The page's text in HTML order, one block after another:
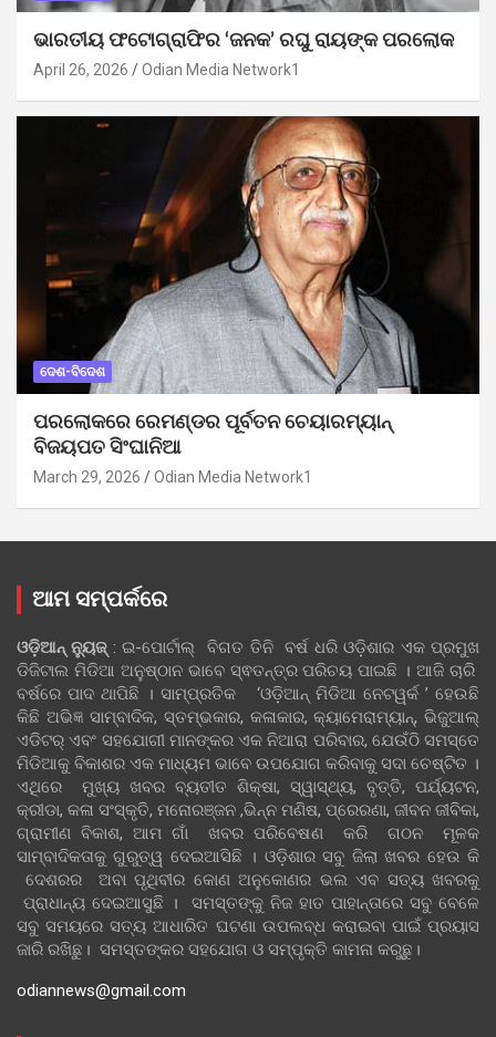
ଭାରତୀୟ ଫଟୋଗ୍ରାଫିର ‘ଜନକ’ ରଘୁ ରାୟଙ୍କ ପରଲୋକ
April 26, 2026 Odian Media Network1
ଦେଶ-ବିଦେଶ
ପରଲୋକରେ ରେମଣ୍ଡର ପୂର୍ବତନ ଚେୟାରମ୍ୟାନ୍
ବିଜୟପତ ସିଂଘାନିଆ
March 29, 2026 Odian Media Network1
ଆମ ସମ୍ପର୍କରେ
ଓଡ଼ିଆନ୍‍ ନ୍ୟୁଜ୍‍: ଇ-ପୋର୍ଟାଲ୍ ବିଗତ ତିନି ବର୍ଷ ଧରି ଓଡ଼ିଶାର ଏକ ପ୍ରମୁଖ
ଡିଜିଟାଲ ମିଡିଆ ଅନୁଷ୍ଠାନ ଭାବେ ସ୍ଵତନ୍ତ୍ର ପରିଚୟ ପାଇଛି । ଆଜି ଚାରି
ବର୍ଷରେ ପାଦ ଥାପିଛି । ସାମ୍ପ୍ରତିକ ‘ଓଡ଼ିଆନ୍‍ ମିଡିଆ ନେଟୱର୍କ ’ ହେଉଛି
କିଛି ଅଭିଜ୍ଞ ସାମ୍ବାଦିକ, ସ୍ତମ୍ଭକାର, କଳାକାର, କ୍ୟାମେରାମ୍ୟାନ୍, ଭିଜୁଆଲ୍
ଏଡିଟର୍ ଏବଂ ସହଯୋଗୀ ମାନଙ୍କର ଏକ ନିଆରା ପରିବାର, ଯେଉଁଠି ସମସ୍ତେ
ମିଡିଆକୁ ବିକାଶର ଏକ ମାଧ୍ୟମ ଭାବେ ଉପଯୋଗ କରିବାକୁ ସଦା ଚେଷ୍ଟିତ ।
ଏଥିରେ ମୁଖ୍ୟ ଖବର ବ୍ୟତୀତ ଶିକ୍ଷା, ସ୍ୱାସ୍ଥ୍ୟ, ବୃତ୍ତି, ପର୍ଯ୍ୟଟନ,
କ୍ରୀଡା, କଳା ସଂସ୍କୃତି, ମନୋରଞ୍ଜନ ,ଭିନ୍ନ ମଣିଷ, ପ୍ରେରଣା, ଜୀବନ ଜୀବିକା,
ଗ୍ରାମୀଣ ବିକାଶ, ଆମ ଗାଁ ଖବର ପରିବେଷଣ କରି ଗଠନ ମୂଳକ
ସାମ୍ବାଦିକତାକୁ ଗୁରୁତ୍ୱ ଦେଇଆସିଛି । ଓଡ଼ିଶାର ସବୁ ଜିଲା ଖବର ହେଉ କି
ଦେଶରର ଅବା ପୃଥିବୀର କୋଣ ଅନୁକୋଣର ଭଲ ଏବ ସତ୍ୟ ଖବରକୁ
ପ୍ରାଧାନ୍ୟ ଦେଇଆସୁଛି । ସମସ୍ତଙ୍କୁ ନିଜ ହାତ ପାହାନ୍ତାରେ ସବୁ ବେଳେ
ସବୁ ସମୟରେ ସତ୍ୟ ଆଧାରିତ ଘଟଣା ଉପଲବ୍ଧ କରାଇବା ପାଇଁ ପ୍ରୟାସ
ଜାରି ରଖିଛୁ। ସମସ୍ତଙ୍କର ସହଯୋଗ ଓ ସମ୍ପୃକ୍ତି କାମନା କରୁଛୁ।
odiannews@gmail.com